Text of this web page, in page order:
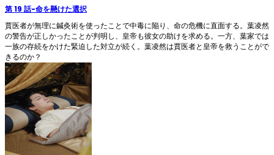
第 19 話-命を懸けた選択
賈医者が無理に鍼灸術を使ったことで中毒に陥り、命の危機に直面する。葉凌然
の警告が正しかったことが判明し、皇帝も彼女の助けを求める。一方、葉家では
一族の存続をかけた緊迫した対立が続く。葉凌然は賈医者と皇帝を救うことがで
きるのか？